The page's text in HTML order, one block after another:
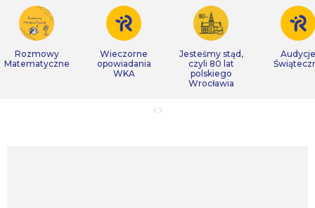
Rozmowy
Matematyczne
Wieczorne
opowiadania
WKA
Jesteśmy stąd,
czyli 80 lat
polskiego
Wrocławia
Audycje